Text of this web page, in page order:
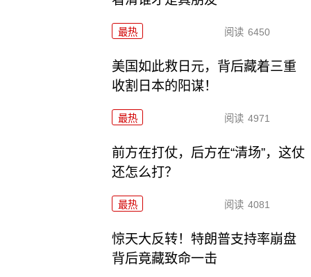
最热 阅读 6450
美国如此救日元，背后藏着三重
收割日本的阳谋！
最热 阅读 4971
前方在打仗，后方在“清场”，这仗
还怎么打？
最热 阅读 4081
惊天大反转！特朗普支持率崩盘
背后竟藏致命一击